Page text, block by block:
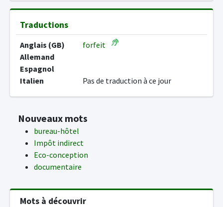
Traductions
Anglais (GB)
forfeit
Allemand
Espagnol
Italien
Pas de traduction à ce jour
Nouveaux mots
bureau-hôtel
Impôt indirect
Eco-conception
documentaire
Mots à découvrir